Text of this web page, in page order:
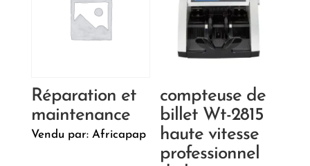
Réparation et
maintenance
Vendu par: Africapap
compteuse de
billet Wt-2815
haute vitesse
professionnel